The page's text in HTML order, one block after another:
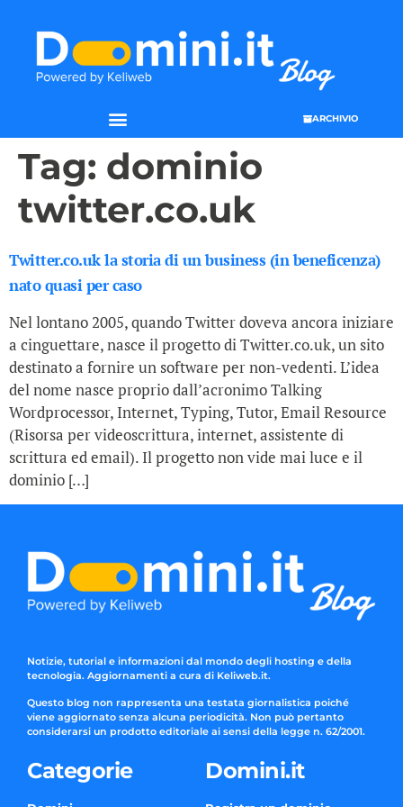
ARCHIVIO
Tag: dominio
twitter.co.uk
Twitter.co.uk la storia di un business (in beneficenza)
nato quasi per caso
Nel lontano 2005, quando Twitter doveva ancora iniziare
a cinguettare, nasce il progetto di Twitter.co.uk, un sito
destinato a fornire un software per non-vedenti. L’idea
del nome nasce proprio dall’acronimo Talking
Wordprocessor, Internet, Typing, Tutor, Email Resource
(Risorsa per videoscrittura, internet, assistente di
scrittura ed email). Il progetto non vide mai luce e il
dominio […]
Notizie, tutorial e informazioni dal mondo degli hosting e della
tecnologia. Aggiornamenti a cura di Keliweb.it.
Questo blog non rappresenta una testata giornalistica poiché
viene aggiornato senza alcuna periodicità. Non può pertanto
considerarsi un prodotto editoriale ai sensi della legge n. 62/2001.
Categorie Domini.it